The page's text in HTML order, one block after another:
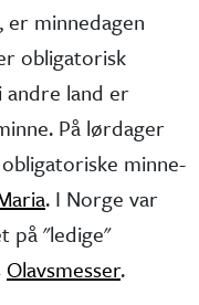
minne­dagen
obliga­torisk
andre land er
På lørdager
minne­
. I Norge var
på "ledige"
Olavsmesser.